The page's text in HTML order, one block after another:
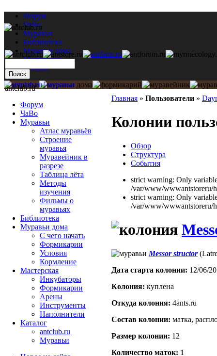
Форум
ЧаВо
Муравьи
Библиотека
Муравьи дома
Мастерская
Каталог
Главная » Пользователи »
Колонии
Обзор
Структура
События
strict warning: Only
/var/www/wwwantstoreru/
strict warning: Only
/var/www/wwwantstoreru/
Messor structor
Дата старта кoлонии: 12/06/
Кoлония: куплена
Откуда кoлония: 4ants.ru
Состав кoлонии: матка,
Размер кoлонии: 12
Количество маток: 1
antclub.ru
Форум
ЧаВо
Муравьи
Атлас муравьёв
Строение
муравья
Муравейник в
разрезе
Таблица лёта
Методы
изучения
Фильмы о
муравьях
Библиотека
Муравьи дома
С чего начать
Формикарии
Условия
Кормление
Мастерская
Инкубаторы
Формикарии
Арены
Инструменты
Наполнители
Каталог
antclub.ru
Муравьи